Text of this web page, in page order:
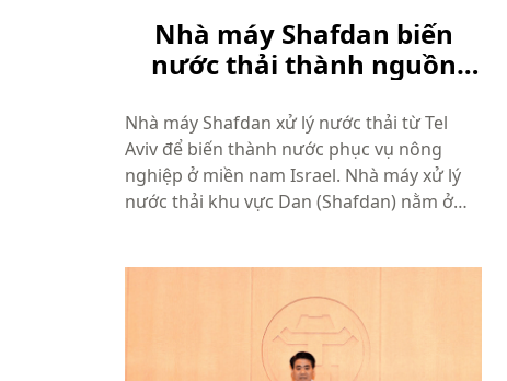
Nhà máy Shafdan biến
nước thải thành nguồn
tại Israel.
Nhà máy Shafdan xử lý nước thải từ Tel
Aviv để biến thành nước phục vụ nông
nghiệp ở miền nam Israel. Nhà máy xử lý
nước thải khu vực Dan (Shafdan) nằm ở